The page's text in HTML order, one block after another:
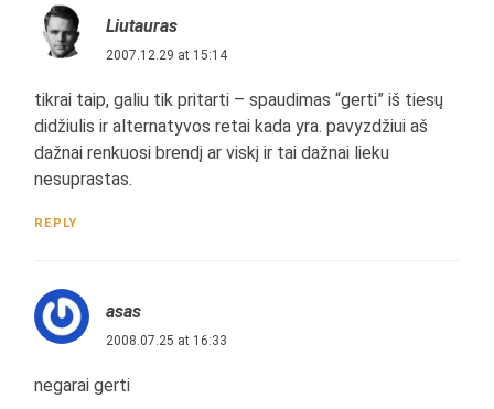
Liutauras
2007.12.29 at 15:14
tikrai taip, galiu tik pritarti – spaudimas “gerti” iš tiesų
didžiulis ir alternatyvos retai kada yra. pavyzdžiui aš
dažnai renkuosi brendį ar viskį ir tai dažnai lieku
nesuprastas.
REPLY
asas
2008.07.25 at 16:33
negarai gerti